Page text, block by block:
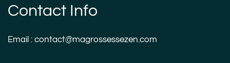
Contact Info
Email : contact@magrossessezen.com